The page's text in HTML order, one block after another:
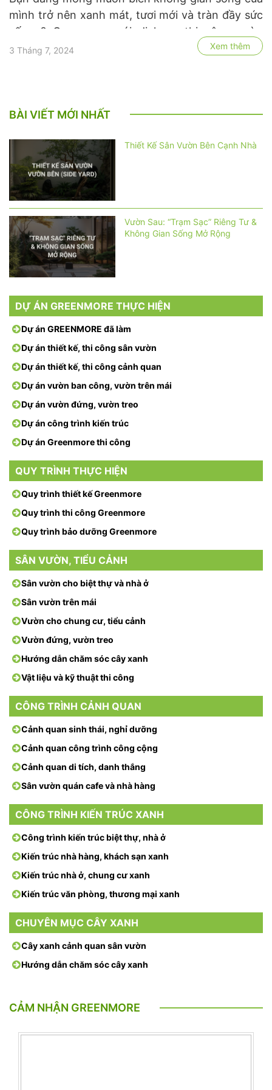
mình trở nên xanh mát, tươi mới và tràn đầy sức
sống ? Greenmore với dịch vụ thi công vườn
đứng chuyên nghiệp sẽ giúp bạn hiện thực hóa
3 Tháng 7, 2024 Xem thêm
BÀI VIẾT MỚI NHẤT
Thiết Kế Sân Vườn Bên Cạnh Nhà
Vườn Sau: “Trạm Sạc” Riêng Tư &
Không Gian Sống Mở Rộng
DỰ ÁN GREENMORE THỰC HIỆN
Dự án GREENMORE đã làm
Dự án thiết kế, thi công sân vườn
Dự án thiết kế, thi công cảnh quan
Dự án vườn ban công, vườn trên mái
Dự án vườn đứng, vườn treo
Dự án công trình kiến trúc
Dự án Greenmore thi công
QUY TRÌNH THỰC HIỆN
Quy trình thiết kế Greenmore
Quy trình thi công Greenmore
Quy trình bảo dưỡng Greenmore
SÂN VƯỜN, TIỂU CẢNH
Sân vườn cho biệt thự và nhà ở
Sân vườn trên mái
Vườn cho chung cư, tiểu cảnh
Vườn đứng, vườn treo
Hướng dẫn chăm sóc cây xanh
Vật liệu và kỹ thuật thi công
CÔNG TRÌNH CẢNH QUAN
Cảnh quan sinh thái, nghỉ dưỡng
Cảnh quan công trình công cộng
Cảnh quan di tích, danh thắng
Sân vườn quán cafe và nhà hàng
CÔNG TRÌNH KIẾN TRÚC XANH
Công trình kiến trúc biệt thự, nhà ở
Kiến trúc nhà hàng, khách sạn xanh
Kiến trúc nhà ở, chung cư xanh
Kiến trúc văn phòng, thương mại xanh
CHUYÊN MỤC CÂY XANH
Cây xanh cảnh quan sân vườn
Hướng dẫn chăm sóc cây xanh
CẢM NHẬN GREENMORE